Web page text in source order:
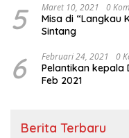
5 Maret 10, 2021 0
Misa di “Langkau
Sintang
6 Februari 24, 2021 0
Pelantikan kepala
Feb 2021
Berita Terbaru